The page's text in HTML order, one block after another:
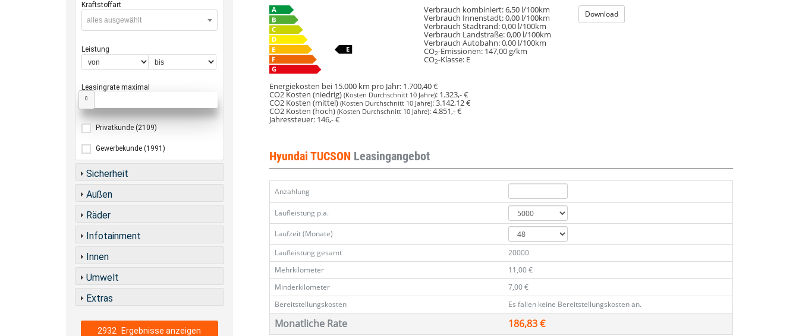
Verbrauch kombiniert:6,50 l/100km
Verbrauch Innenstadt:0,00 l/100km
Verbrauch Stadtrand:0,00 l/100km
Verbrauch Landstraße:0,00 l/100km
Verbrauch Autobahn:0,00 l/100km
CO2-Emissionen: 147,00 g/km
CO2-Klasse: E
Download
Energiekosten bei 15.000 km pro Jahr: 1.700,40 €
CO2 Kosten (niedrig)(Kosten Durchschnitt 10 Jahre): 1.323,- €
CO2 Kosten (mittel)(Kosten Durchschnitt 10 Jahre):3.142,12 €
CO2 Kosten (hoch)(Kosten Durchschnitt 10 Jahre):4.851,- €
Jahressteuer: 146,- €
Hyundai TUCSON Leasingangebot
Anzahlung
Laufleistung p.a.
Laufzeit (Monate)
Laufleistung gesamt
20000
Mehrkilometer
11,00 €
Minderkilometer
7,00 €
Bereitstellungskosten
Es fallen keine Bereitstellungskosten an.
Monatliche Rate 186,83 €
Kraftstoffart
alles ausgewählt
Leistung
Leasingrate maximal
0
Privatkunde (2109)
Gewerbekunde (1991)
Sicherheit
Außen
Räder
Infotainment
Innen
Umwelt
Extras
2932 Ergebnisse anzeigen